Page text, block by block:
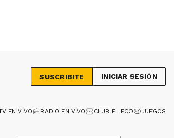
SUSCRIBITE INICIAR SESIÓN
EN VIVO RADIO EN VIVO CLUB EL ECO JUEGOS